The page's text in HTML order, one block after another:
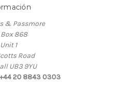
& Passmore
Box 868
Unit 1
Road
UB3 9YU
20 8843 0303